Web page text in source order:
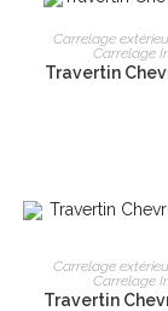
Carrelage
Carrelage
Travertin
Carrelage
Carrelage
Travertin